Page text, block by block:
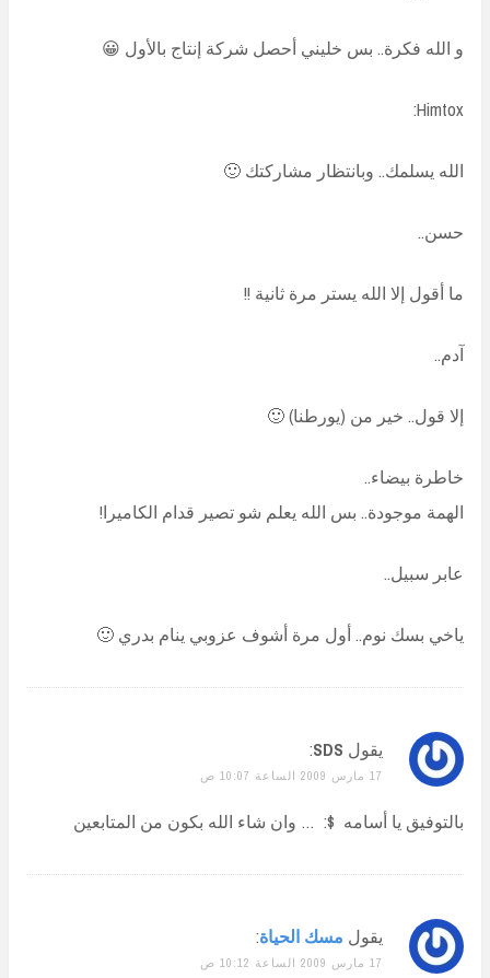
و الله فكرة.. بس خليني أحصل شركة إنتاج بالأول 😀
Himtox:
الله يسلمك.. وبانتظار مشاركتك 🙂
حسن..
ما أقول إلا الله يستر مرة ثانية !!
آدم..
إلا قول.. خير من (يورطنا) 🙂
خاطرة بيضاء..
الهمة موجودة.. بس الله يعلم شو تصير قدام الكاميرا!
عابر سبيل..
ياخي بسك نوم.. أول مرة أشوف عزوبي ينام بدري 🙂
يقول SDS
:
17 مارس 2009 الساعة 10:07 ص
بالتوفيق يا أسامه $: … وان شاء الله بكون من المتابعين
يقول مسك الحياة:
17 مارس 2009 الساعة 10:12 ص